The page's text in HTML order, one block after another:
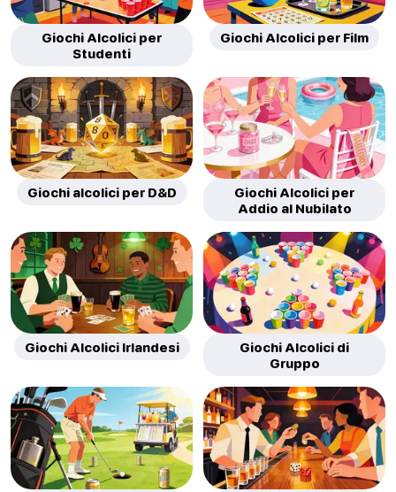
Giochi Alcolici per
Studenti
Giochi Alcolici per Film
Giochi alcolici per D&D
Giochi Alcolici per
Addio al Nubilato
Giochi Alcolici Irlandesi
Giochi Alcolici di
Gruppo